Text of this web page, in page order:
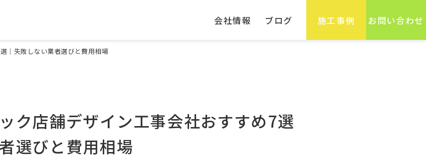
会社情報 ブログ 施工事例 お問い合わせ
｜失敗しない業者選びと費用相場
ク店舗デザイン工事会社おすすめ7選
選びと費用相場